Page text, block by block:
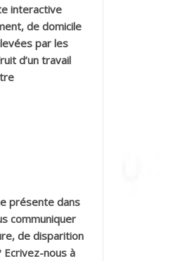
interactive
de domicile
par les
d’un travail
présente dans
communiquer
de disparition
Ecrivez-nous à